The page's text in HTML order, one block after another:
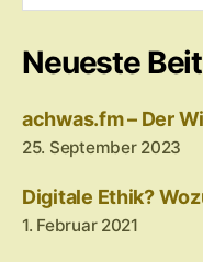
Neueste
achwas.fm – Der
25. September 2023
Digitale Ethik?
1. Februar 2021